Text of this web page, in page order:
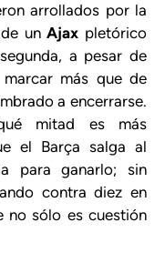
arrollados por la
de unAjax pletórico
a pesar de
más que de
a encerrarse.
mitad es más
el Barça salga al
para ganarlo; sin
contra diez en
no sólo es cuestión